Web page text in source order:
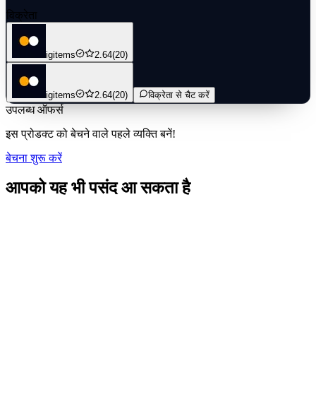
विक्रेता
igitems 2.64(20)
igitems 2.64(20) विक्रेता से चैट करें
उपलब्ध ऑफर्स
इस प्रोडक्ट को बेचने वाले पहले व्यक्ति बनें!
बेचना शुरू करें
आपको यह भी पसंद आ सकता है